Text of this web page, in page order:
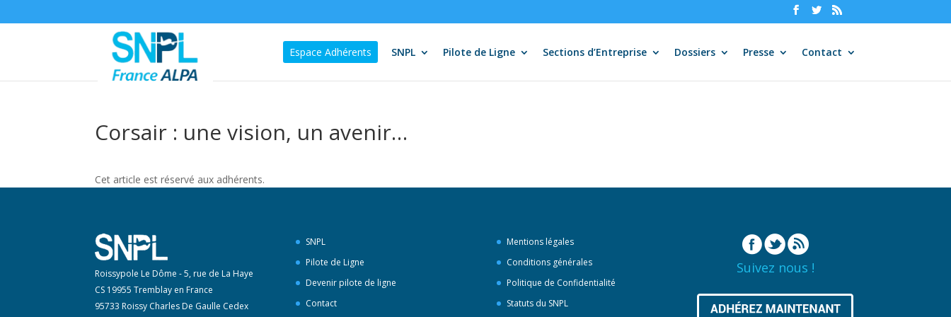
Espace Adhérents SNPL Pilote de Ligne Sections d’Entreprise Dossiers Presse Contact
Corsair : une vision, un avenir…
Cet article est réservé aux adhérents.
Roissypole Le Dôme - 5, rue de La Haye
CS 19955 Tremblay en France
95733 Roissy Charles De Gaulle Cedex
SNPL
Pilote de Ligne
Devenir pilote de ligne
Contact
Mentions légales
Conditions générales
Politique de Confidentialité
Statuts du SNPL
Suivez nous !